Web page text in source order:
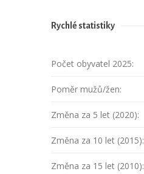
Rychlé statistiky
Počet obyvatel 2025:
Poměr mužů/žen:
Změna za 5 let (2020):
Změna za 10 let (2015):
Změna za 15 let (2010):